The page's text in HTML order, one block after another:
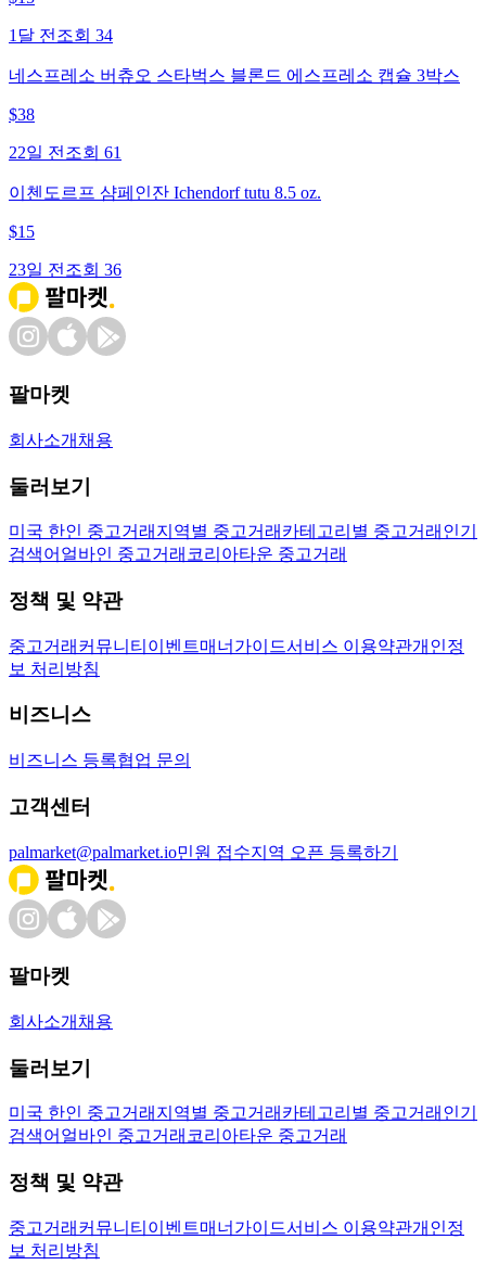
1달 전 조회 34
네스프레소 버츄오 스타벅스 블론드 에스프레소 캡슐 3박스
$38
22일 전 조회 61
이첸도르프 샴페인잔 Ichendorf tutu 8.5 oz.
$15
23일 전 조회 36
팔마켓
회사소개 채용
둘러보기
미국 한인 중고거래 지역별 중고거래 카테고리별 중고거래 인기
검색어 얼바인 중고거래 코리아타운 중고거래
정책 및 약관
중고거래 커뮤니티 이벤트매너가이드서비스 이용약관개인정
보 처리방침
비즈니스
비즈니스 등록협업 문의
고객센터
palmarket@palmarket.io민원 접수지역 오픈 등록하기
팔마켓
회사소개 채용
둘러보기
미국 한인 중고거래 지역별 중고거래 카테고리별 중고거래 인기
검색어 얼바인 중고거래 코리아타운 중고거래
정책 및 약관
중고거래 커뮤니티 이벤트매너가이드서비스 이용약관개인정
보 처리방침